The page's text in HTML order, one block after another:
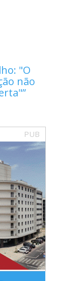
"O
não
PUB